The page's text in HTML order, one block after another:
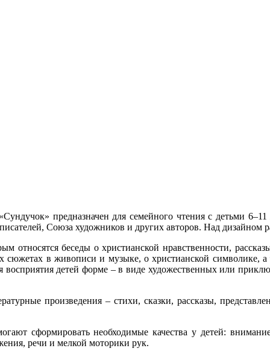
предназначен для семейного чтения с детьми
Союза художников и других авторов. Над дизайном
относятся беседы о христианской нравственности,
сюжетах в живописи и музыке, о христианской символике,
восприятия детей форме – в виде художественных или
произведения – стихи, сказки, рассказы,
сформировать необходимые качества у детей:
речи и мелкой моторики рук.